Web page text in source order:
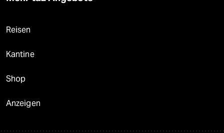
Reisen
Kantine
Shop
Anzeigen